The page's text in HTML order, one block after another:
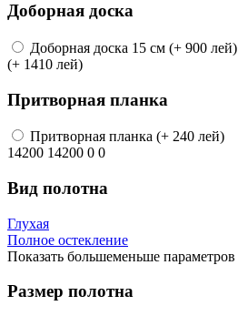
Доборная доска
Доборная доска 15 см (+ 900 лей)
(+ 1410 лей)
Притворная планка
Притворная планка (+ 240 лей)
14200 14200 0 0
Вид полотна
Глухая
Полное остекление
Показать большеменьше параметров
Размер полотна